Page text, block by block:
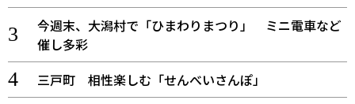
今週末、大潟村で「ひまわりまつり」 ミニ電車など
催し多彩
三戸町 相性楽しむ「せんべいさんぽ」